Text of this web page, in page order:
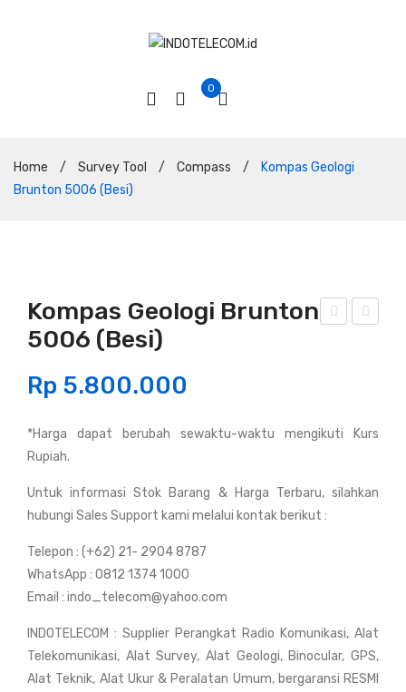
0
Home / Survey Tool / Compass /
Kompas Geologi
Brunton 5006 (Besi)
85
ato
rial
Bru
n
Kompas Geologi Brunton
5006 (Besi)
Rp 5.800.000
*Harga dapat berubah sewaktu-waktu mengikuti Kurs
Rupiah.
Untuk informasi Stok Barang & Harga Terbaru, silahkan
hubungi Sales Support kami melalui kontak berikut :
Telepon : (+62) 21- 2904 8787
WhatsApp : 0812 1374 1000
Email : indo_telecom@yahoo.com
INDOTELECOM : Supplier Perangkat Radio Komunikasi, Alat
Telekomunikasi, Alat Survey, Alat Geologi, Binocular, GPS,
Alat Teknik, Alat Ukur & Peralatan Umum, bergaransi RESMI